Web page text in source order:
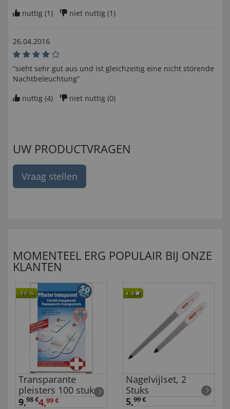
nuttig (1) niet nuttig (1)
26.04.2016
“sieht sehr gut aus und ist gleichzeitig eine nicht störende
Nachtbeleuchtung”
nuttig (4) niet nuttig (0)
UW PRODUCTVRAGEN
Vraag stellen
MOMENTEEL ERG POPULAIR BIJ ONZE
KLANTEN
-50 %
Transparante
pleisters 100 stuks
9,98 €4,99 €
4,5
Nagelvijlset, 2
Stuks
5,99 €